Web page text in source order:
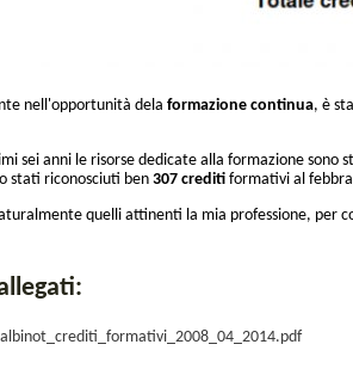
nell'opportunità dela formazione continua, è
sei anni le risorse dedicate alla formazione
stati riconosciuti ben 307 crediti formativi al
quelli attinenti la mia professione, per